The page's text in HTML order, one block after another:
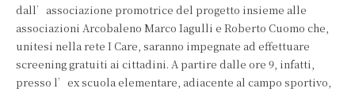
dall’associazione promotrice del progetto insieme alle
associazioni Arcobaleno Marco Iagulli e Roberto Cuomo che,
unitesi nella rete I Care, saranno impegnate ad effettuare
screening gratuiti ai cittadini. A partire dalle ore 9, infatti,
presso l’ex scuola elementare, adiacente al campo sportivo,